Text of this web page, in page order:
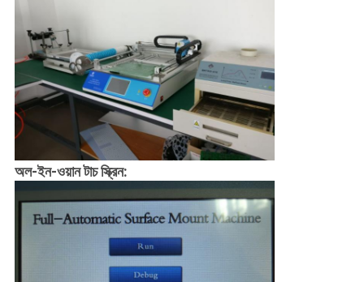
অল-ইন-ওয়ান টাচ স্ক্রিন: